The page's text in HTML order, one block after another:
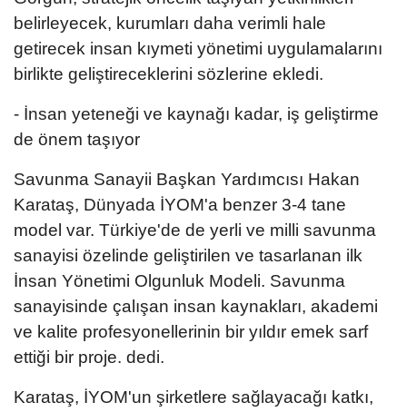
belirleyecek, kurumları daha verimli hale
getirecek insan kıymeti yönetimi uygulamalarını
birlikte geliştireceklerini sözlerine ekledi.
- İnsan yeteneği ve kaynağı kadar, iş geliştirme
de önem taşıyor
Savunma Sanayii Başkan Yardımcısı Hakan
Karataş, Dünyada İYOM'a benzer 3-4 tane
model var. Türkiye'de de yerli ve milli savunma
sanayisi özelinde geliştirilen ve tasarlanan ilk
İnsan Yönetimi Olgunluk Modeli. Savunma
sanayisinde çalışan insan kaynakları, akademi
ve kalite profesyonellerinin bir yıldır emek sarf
ettiği bir proje. dedi.
Karataş, İYOM'un şirketlere sağlayacağı katkı,